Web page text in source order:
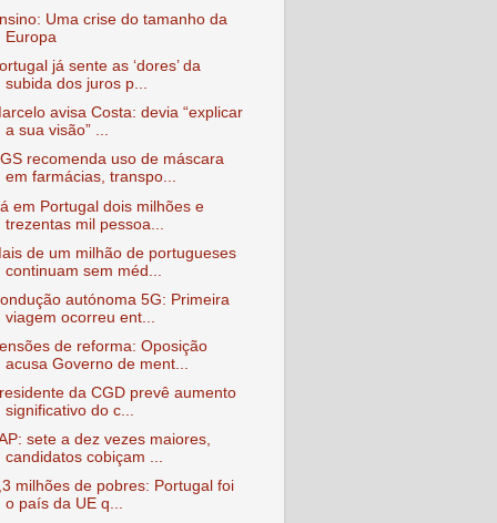
Uma crise do tamanho da
Europa
já sente as ‘dores’ da
subida dos juros p...
avisa Costa: devia “explicar
a sua visão” ...
recomenda uso de máscara
em farmácias, transpo...
em Portugal dois milhões e
trezentas mil pessoa...
de um milhão de portugueses
continuam sem méd...
autónoma 5G: Primeira
viagem ocorreu ent...
de reforma: Oposição
acusa Governo de ment...
da CGD prevê aumento
significativo do c...
sete a dez vezes maiores,
candidatos cobiçam ...
milhões de pobres: Portugal foi
o país da UE q...